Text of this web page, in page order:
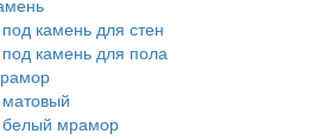
под камень для стен
под камень для пола
матовый
белый мрамор